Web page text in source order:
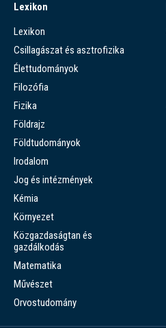
Lexikon
Lexikon
Csillagászat és asztrofizika
Élettudományok
Filozófia
Fizika
Földrajz
Földtudományok
Irodalom
Jog és intézmények
Kémia
Környezet
Közgazdaságtan és
gazdálkodás
Matematika
Művészet
Orvostudomány